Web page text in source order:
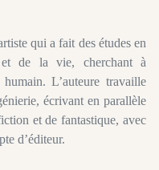
qui a fait des études en
de la vie, cherchant à
L’auteure travaille
écrivant en parallèle
et de fantastique, avec
d’éditeur.